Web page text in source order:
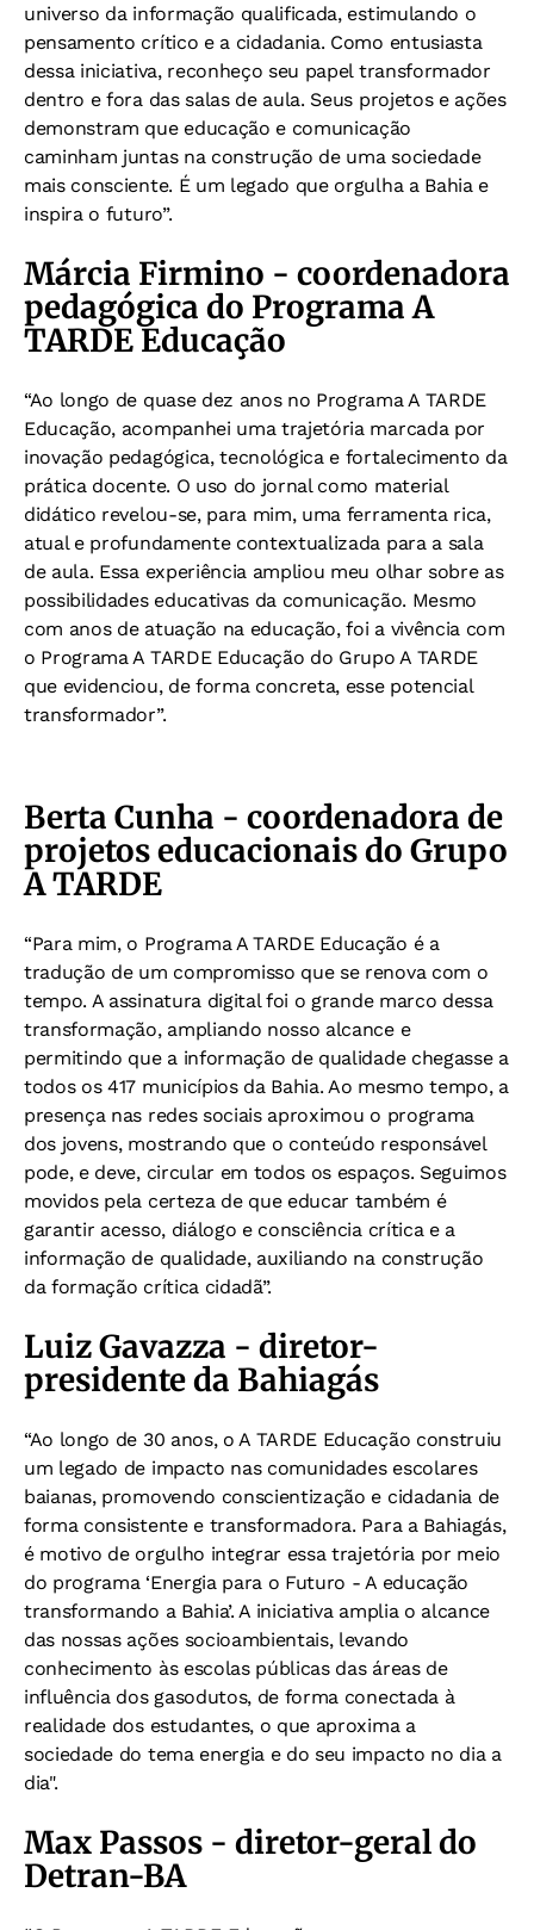
universo da informação qualificada, estimulando o
pensamento crítico e a cidadania. Como entusiasta
dessa iniciativa, reconheço seu papel transformador
dentro e fora das salas de aula. Seus projetos e ações
demonstram que educação e comunicação
caminham juntas na construção de uma sociedade
mais consciente. É um legado que orgulha a Bahia e
inspira o futuro”.
Márcia Firmino - coordenadora
pedagógica do Programa A
TARDE Educação
“Ao longo de quase dez anos no Programa A TARDE
Educação, acompanhei uma trajetória marcada por
inovação pedagógica, tecnológica e fortalecimento da
prática docente. O uso do jornal como material
didático revelou-se, para mim, uma ferramenta rica,
atual e profundamente contextualizada para a sala
de aula. Essa experiência ampliou meu olhar sobre as
possibilidades educativas da comunicação. Mesmo
com anos de atuação na educação, foi a vivência com
o Programa A TARDE Educação do Grupo A TARDE
que evidenciou, de forma concreta, esse potencial
transformador”.
Berta Cunha - coordenadora de
projetos educacionais do Grupo
A TARDE
“Para mim, o Programa A TARDE Educação é a
tradução de um compromisso que se renova com o
tempo. A assinatura digital foi o grande marco dessa
transformação, ampliando nosso alcance e
permitindo que a informação de qualidade chegasse a
todos os 417 municípios da Bahia. Ao mesmo tempo, a
presença nas redes sociais aproximou o programa
dos jovens, mostrando que o conteúdo responsável
pode, e deve, circular em todos os espaços. Seguimos
movidos pela certeza de que educar também é
garantir acesso, diálogo e consciência crítica e a
informação de qualidade, auxiliando na construção
da formação crítica cidadã”.
Luiz Gavazza - diretor-
presidente da Bahiagás
“Ao longo de 30 anos, o A TARDE Educação construiu
um legado de impacto nas comunidades escolares
baianas, promovendo conscientização e cidadania de
forma consistente e transformadora. Para a Bahiagás,
é motivo de orgulho integrar essa trajetória por meio
do programa ‘Energia para o Futuro - A educação
transformando a Bahia’. A iniciativa amplia o alcance
das nossas ações socioambientais, levando
conhecimento às escolas públicas das áreas de
influência dos gasodutos, de forma conectada à
realidade dos estudantes, o que aproxima a
sociedade do tema energia e do seu impacto no dia a
dia".
Max Passos - diretor-geral do
Detran-BA